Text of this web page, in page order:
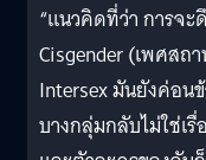
“แนวคิดที่ว่า การจะ
Cisgender (เพศส
Intersex มันยังค่อ
บางกลุ่มกลับไม่ใช่เ